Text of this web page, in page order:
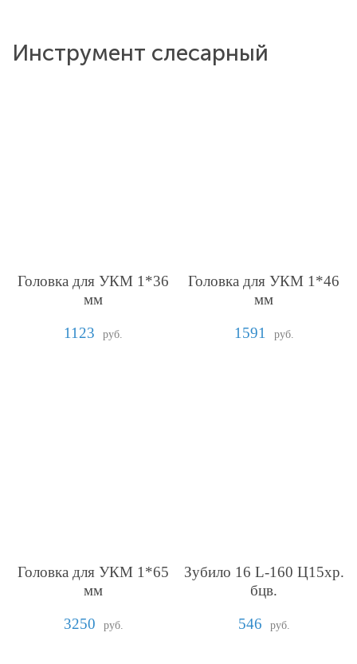
Инструмент слесарный
Головка для УКМ 1*36
мм
1123
руб.
Головка для УКМ 1*46
мм
1591
руб.
Головка для УКМ 1*65
мм
3250
руб.
Зубило 16 L-160 Ц15хр.
бцв.
546
руб.